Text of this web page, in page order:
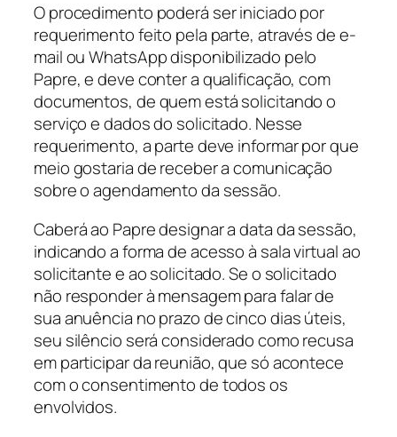
O procedimento poderá ser iniciado por
requerimento feito pela parte, através dee-
mailou WhatsApp disponibilizado pelo
Papre, e deve conter a qualificação, com
documentos, de quem está solicitando o
serviço e dados do solicitado. Nesse
requerimento, a parte deve informar por que
meio gostaria de receber a comunicação
sobre o agendamento da sessão.
Caberá ao Papre designar a data da sessão,
indicando a forma de acesso à sala virtual ao
solicitante e ao solicitado. Se o solicitado
não responder à mensagem para falar de
sua anuência no prazo de cinco dias úteis,
seu silêncio será considerado como recusa
em participar da reunião, que só acontece
com o consentimento de todos os
envolvidos.